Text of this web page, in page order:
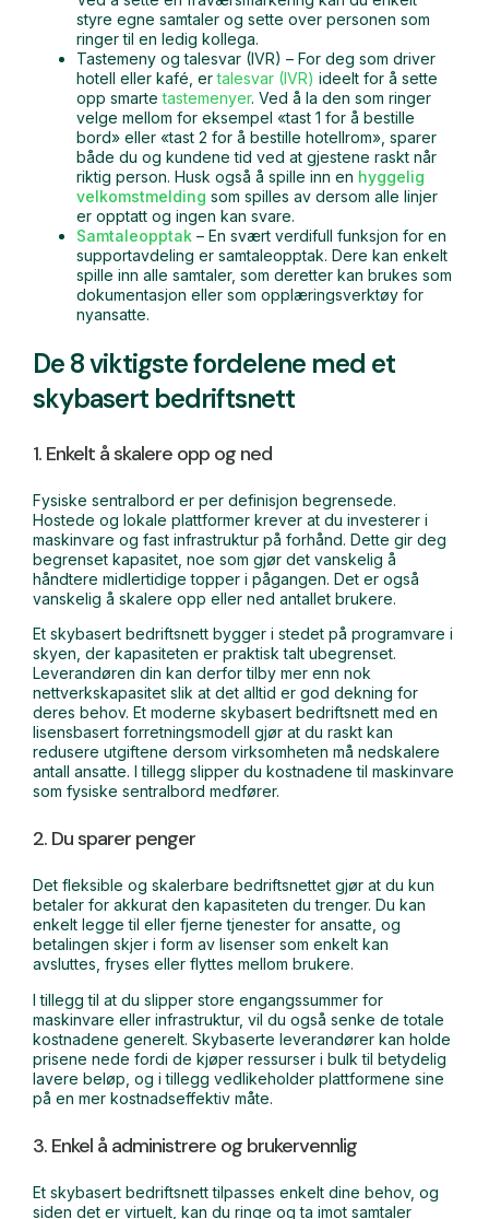
styre egne samtaler og sette over personen som
ringer til en ledig kollega.
Tastemeny og talesvar (IVR) – For deg som driver
hotell eller kafé, ertalesvar (IVR) ideelt for å sette
opp smartetastemenyer. Ved å la den som ringer
velge mellom for eksempel «tast 1 for å bestille
bord» eller «tast 2 for å bestille hotellrom», sparer
både du og kundene tid ved at gjestene raskt når
riktig person. Husk også å spille inn en hyggelig
velkomstmelding som spilles av dersom alle linjer
er opptatt og ingen kan svare.
Samtaleopptak – En svært verdifull funksjon for en
supportavdeling er samtaleopptak. Dere kan enkelt
spille inn alle samtaler, som deretter kan brukes som
dokumentasjon eller som opplæringsverktøy for
nyansatte.
De 8 viktigste fordelene med et
skybasert bedriftsnett
1. Enkelt å skalere opp og ned
Fysiske sentralbord er per definisjon begrensede.
Hostede og lokale plattformer krever at du investerer i
maskinvare og fast infrastruktur på forhånd. Dette gir deg
begrenset kapasitet, noe som gjør det vanskelig å
håndtere midlertidige topper i pågangen. Det er også
vanskelig å skalere opp eller ned antallet brukere.
Et skybasert bedriftsnett bygger i stedet på programvare i
skyen, der kapasiteten er praktisk talt ubegrenset.
Leverandøren din kan derfor tilby mer enn nok
nettverkskapasitet slik at det alltid er god dekning for
deres behov. Et moderne skybasert bedriftsnett med en
lisensbasert forretningsmodell gjør at du raskt kan
redusere utgiftene dersom virksomheten må nedskalere
antall ansatte. I tillegg slipper du kostnadene til maskinvare
som fysiske sentralbord medfører.
2. Du sparer penger
Det fleksible og skalerbare bedriftsnettet gjør at du kun
betaler for akkurat den kapasiteten du trenger. Du kan
enkelt legge til eller fjerne tjenester for ansatte, og
betalingen skjer i form av lisenser som enkelt kan
avsluttes, fryses eller flyttes mellom brukere.
I tillegg til at du slipper store engangssummer for
maskinvare eller infrastruktur, vil du også senke de totale
kostnadene generelt. Skybaserte leverandører kan holde
prisene nede fordi de kjøper ressurser i bulk til betydelig
lavere beløp, og i tillegg vedlikeholder plattformene sine
på en mer kostnadseffektiv måte.
3. Enkel å administrere og brukervennlig
Et skybasert bedriftsnett tilpasses enkelt dine behov, og
siden det er virtuelt, kan du ringe og ta imot samtaler